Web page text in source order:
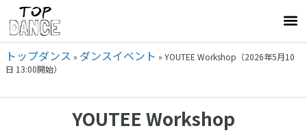
トップダンス » ダンスイベント » YOUTEE Workshop（2026年5月10
日 13:00開始）
YOUTEE Workshop